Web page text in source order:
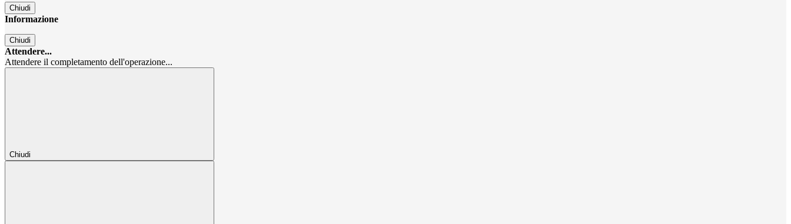
Chiudi
Informazione
Chiudi
Attendere...
Attendere il completamento dell'operazione...
Chiudi